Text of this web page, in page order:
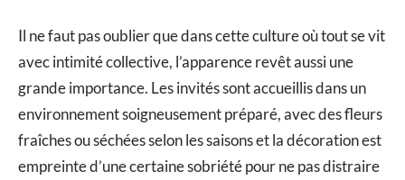
Il ne faut pas oublier que dans cette culture où tout se vit
avec intimité collective, l’apparence revêt aussi une
grande importance. Les invités sont accueillis dans un
environnement soigneusement préparé, avec des fleurs
fraîches ou séchées selon les saisons et la décoration est
empreinte d’une certaine sobriété pour ne pas distraire